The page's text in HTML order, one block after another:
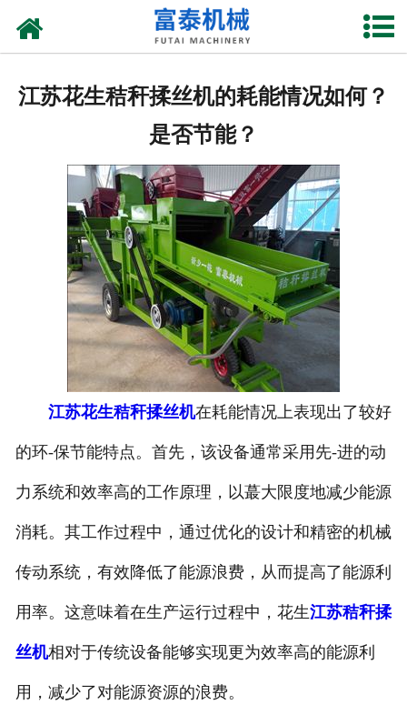
资质荣誉
新闻中心
厂房设备
联系我们
江苏花生秸秆揉丝机的耗能情况如何？
是否节能？
江苏花生秸秆揉丝机在耗能情况上表现出了较好
的环-保节能特点。首先，该设备通常采用先-进的动
力系统和效率高的工作原理，以蕞大限度地减少能源
消耗。其工作过程中，通过优化的设计和精密的机械
传动系统，有效降低了能源浪费，从而提高了能源利
用率。这意味着在生产运行过程中，花生江苏秸秆揉
丝机相对于传统设备能够实现更为效率高的能源利
用，减少了对能源资源的浪费。